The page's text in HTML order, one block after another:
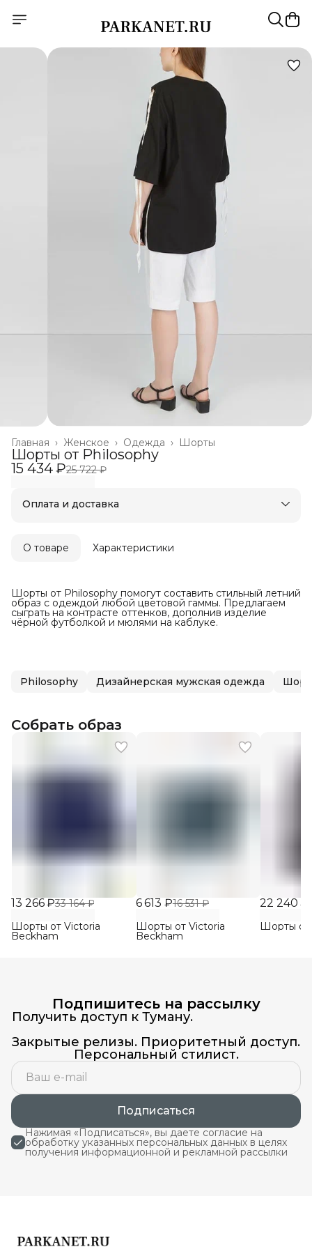
Шорты
Одежда ›
Женское ›
Главная ›
Шорты от Philosophy
15 434 ₽25 722 ₽
Оплата и доставка
Оплата после примерки
О товаре Характеристики
Шорты от Philosophy помогут составить стильный летний
образ с одеждой любой цветовой гаммы. Предлагаем
сыграть на контрасте оттенков, дополнив изделие
чёрной футболкой и мюлями на каблуке.
Philosophy Дизайнерская мужская одежда
Собрать образ
13 266 ₽33 164 ₽
Шорты от Victoria
Beckham
6 613 ₽16 531 ₽
Шорты от Victoria
Beckham
22 240 ₽
Шорты от
Подпишитесь на рассылку
Получить доступ к Туману.
Закрытые релизы. Приоритетный доступ.
Персональный стилист.
Подписаться
Нажимая «Подписаться», вы даете согласие на
обработку указанных персональных данных в целях
получения информационной и рекламной рассылки